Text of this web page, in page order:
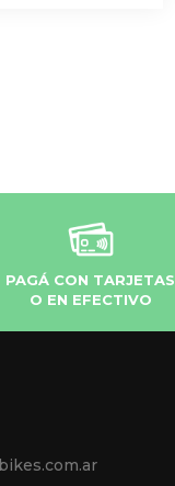
PAGÁ CON TARJETAS
O EN EFECTIVO